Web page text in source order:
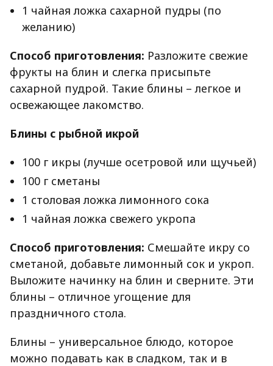
1 чайная ложка сахарной пудры (по
желанию)
Способ приготовления: Разложите свежие
фрукты на блин и слегка присыпьте
сахарной пудрой. Такие блины – легкое и
освежающее лакомство.
Блины с рыбной икрой
100 г икры (лучше осетровой или щучьей)
100 г сметаны
1 столовая ложка лимонного сока
1 чайная ложка свежего укропа
Способ приготовления: Смешайте икру со
сметаной, добавьте лимонный сок и укроп.
Выложите начинку на блин и сверните. Эти
блины – отличное угощение для
праздничного стола.
Блины – универсальное блюдо, которое
можно подавать как в сладком, так и в